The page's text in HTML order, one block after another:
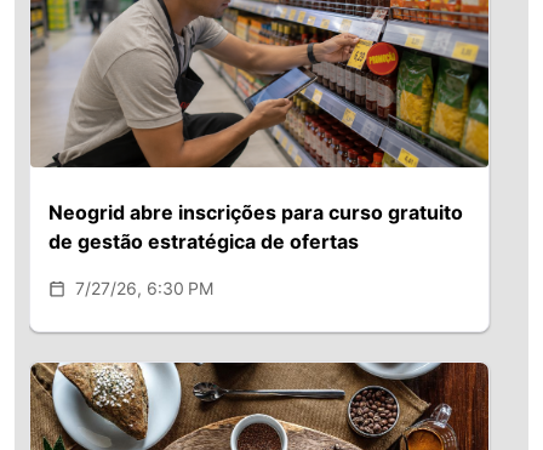
Neogrid abre inscrições para curso gratuito
de gestão estratégica de ofertas
7/27/26, 6:30 PM